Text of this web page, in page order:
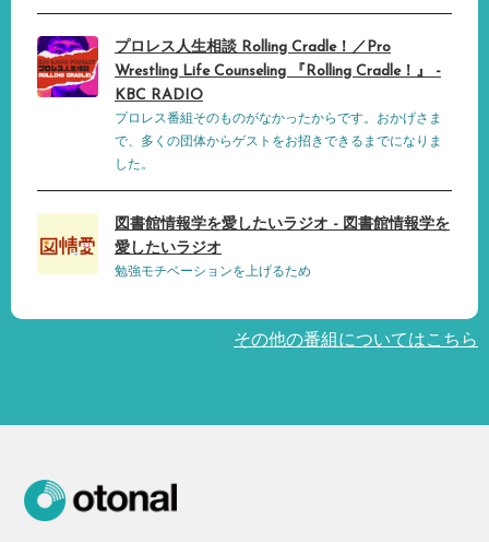
プロレス人生相談 Rolling Cradle！／Pro
Wrestling Life Counseling 『Rolling Cradle！』 -
KBC RADIO
プロレス番組そのものがなかったからです。おかげさま
で、多くの団体からゲストをお招きできるまでになりま
した。
図書館情報学を愛したいラジオ - 図書館情報学を
愛したいラジオ
勉強モチベーションを上げるため
その他の番組についてはこちら